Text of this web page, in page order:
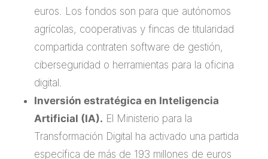
euros. Los fondos son para que autónomos
agrícolas, cooperativas y fincas de titularidad
compartida contraten software de gestión,
ciberseguridad o herramientas para la oficina
digital.
Inversión estratégica en Inteligencia
Artificial (IA). El Ministerio para la
Transformación Digital ha activado una partida
específica de más de 193 millones de euros